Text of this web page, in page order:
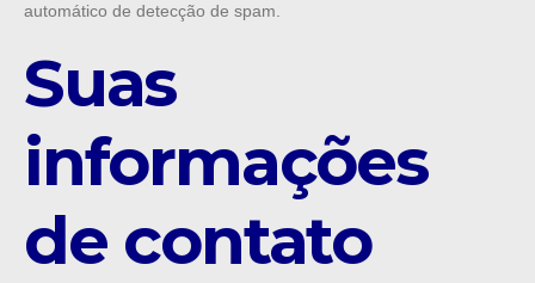
automático de detecção de spam.
Suas
informações
de contato